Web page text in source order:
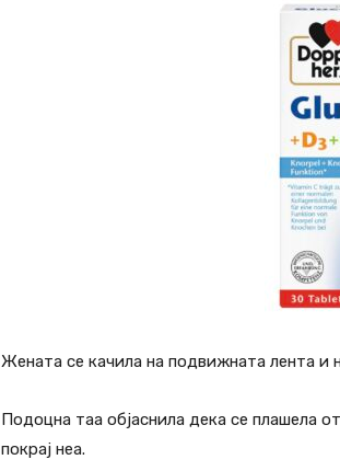
Жената се качила на подвижната лента и
Подоцна таа објаснила дека се плашела
покрај неа.